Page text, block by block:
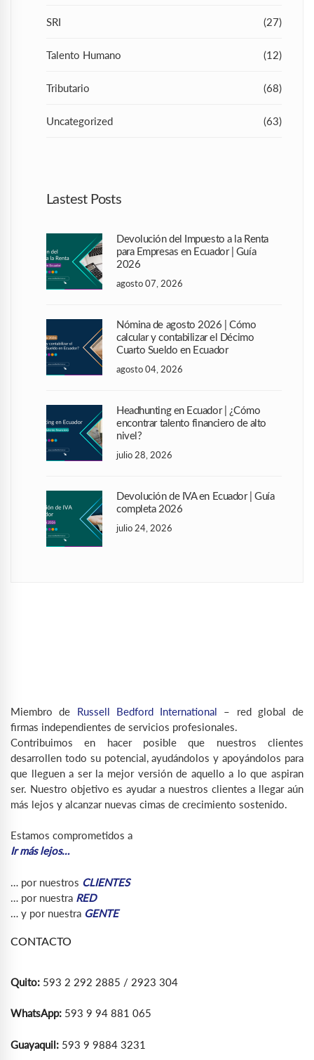
SRI (27)
Talento Humano (12)
Tributario (68)
Uncategorized (63)
Lastest Posts
Devolución del Impuesto a la Renta
para Empresas en Ecuador | Guía
2026
agosto 07, 2026
Nómina de agosto 2026 | Cómo
calcular y contabilizar el Décimo
Cuarto Sueldo en Ecuador
agosto 04, 2026
Headhunting en Ecuador | ¿Cómo
encontrar talento financiero de alto
nivel?
julio 28, 2026
Devolución de IVA en Ecuador | Guía
completa 2026
julio 24, 2026
Miembro de Russell Bedford International – red global de
firmas independientes de servicios profesionales.
Contribuimos en hacer posible que nuestros clientes
desarrollen todo su potencial, ayudándolos y apoyándolos para
que lleguen a ser la mejor versión de aquello a lo que aspiran
ser. Nuestro objetivo es ayudar a nuestros clientes a llegar aún
más lejos y alcanzar nuevas cimas de crecimiento sostenido.
Estamos comprometidos a
Ir más lejos…
… por nuestros CLIENTES
… por nuestra RED
… y por nuestra GENTE
CONTACTO
Quito: 593 2 292 2885 / 2923 304
WhatsApp: 593 9 94 881 065
Guayaquil: 593 9 9884 3231